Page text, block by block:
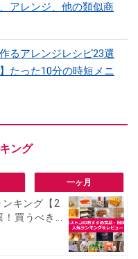
アレンジ、他の類似商
るアレンジレシピ23選
たった10分の時短メニ
一ヶ月
キング【2
買うべき...